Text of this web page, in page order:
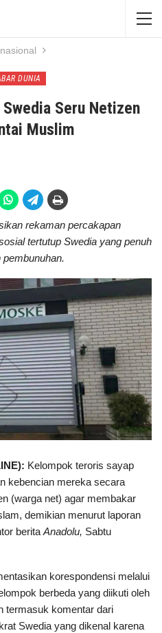
DUNIA
Seru Netizen
Muslim
rekaman percakapan
tertutup Swedia yang penuh
Kelompok teroris sayap
kebencian mereka secara
(warga net) agar membakar
demikian menurut laporan
berita Anadolu, Sabtu
korespondensi melalui
berbeda yang diikuti oleh
termasuk komentar dari
Swedia yang dikenal karena